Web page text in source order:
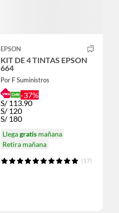
EPSON
KIT DE 4 TINTAS EPSON
664
Por F Suministros
-37%
S/ 113.90
S/ 120
S/ 180
Llegagratismañana
Retira mañana
(17)